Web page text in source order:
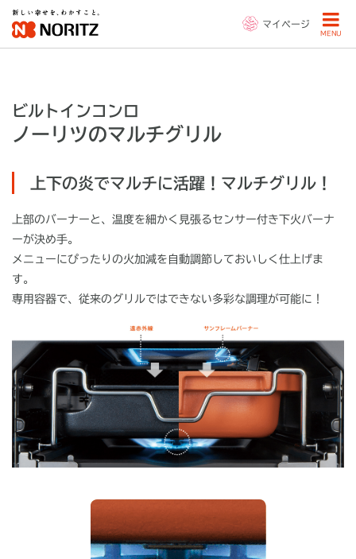
マイページ
MENU
ビルトインコンロ
ノーリツのマルチグリル
上下の炎でマルチに活躍！マルチグリル！
上部のバーナーと、温度を細かく見張るセンサー付き下火バーナ
ーが決め手。
メニューにぴったりの火加減を自動調節しておいしく仕上げま
す。
専用容器で、従来のグリルではできない多彩な調理が可能に！